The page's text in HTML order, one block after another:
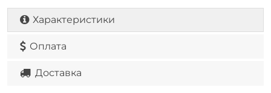
Характеристики
Оплата
Доставка